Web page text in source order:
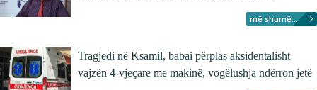
më shumë...
Tragjedi në Ksamil, babai përplas aksidentalisht
vajzën 4-vjeçare me makinë, vogëlushja ndërron jetë